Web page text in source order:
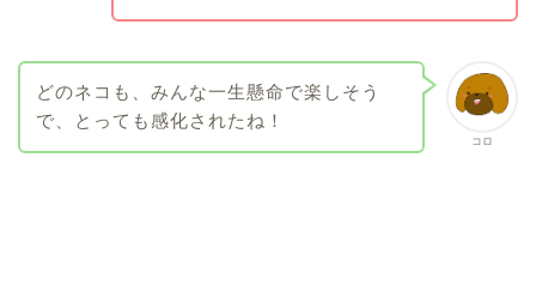
コロ
どのネコも、みんな一生懸命で楽しそう
で、とっても感化されたね！